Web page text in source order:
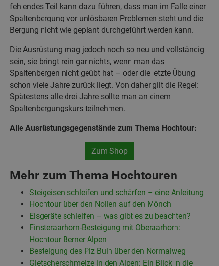
fehlendes Teil kann dazu führen, dass man im Falle einer
Spaltenbergung vor unlösbaren Problemen steht und die
Bergung nicht wie geplant durchgeführt werden kann.
Die Ausrüstung mag jedoch noch so neu und vollständig
sein, sie bringt rein gar nichts, wenn man das
Spaltenbergen nicht geübt hat – oder die letzte Übung
schon viele Jahre zurück liegt. Von daher gilt die Regel:
Spätestens alle drei Jahre sollte man an einem
Spaltenbergungskurs teilnehmen.
Alle Ausrüstungsgegenstände zum Thema Hochtour:
Zum Shop
Mehr zum Thema Hochtouren
Steigeisen schleifen und schärfen – eine Anleitung
Hochtour über den Nollen auf den Mönch
Eisgeräte schleifen – was gibt es zu beachten?
Finsteraarhorn-Besteigung mit Oberaarhorn:
Hochtour Berner Alpen
Besteigung des Piz Buin über den Normalweg
Gletscherschmelze in den Alpen: Ein Blick in die